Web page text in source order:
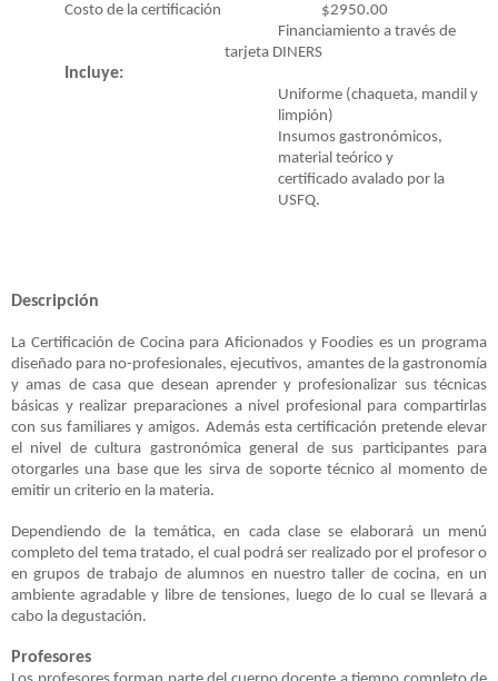
Costo de la certificación
$2950.00
Financiamiento a través de
tarjeta DINERS
Incluye:
Uniforme (chaqueta, mandil y
limpión)
Insumos gastronómicos,
material teórico y
certificado avalado por la
USFQ.
Descripción
La Certificación de Cocina para Aficionados y Foodies es un programa
diseñado para no-profesionales, ejecutivos, amantes de la gastronomía
y amas de casa que desean aprender y profesionalizar sus técnicas
básicas y realizar preparaciones a nivel profesional para compartirlas
con sus familiares y amigos. Además esta certificación pretende elevar
el nivel de cultura gastronómica general de sus participantes para
otorgarles una base que les sirva de soporte técnico al momento de
emitir un criterio en la materia.
Dependiendo de la temática, en cada clase se elaborará un menú
completo del tema tratado, el cual podrá ser realizado por el profesor o
en grupos de trabajo de alumnos en nuestro taller de cocina, en un
ambiente agradable y libre de tensiones, luego de lo cual se llevará a
cabo la degustación.
Profesores